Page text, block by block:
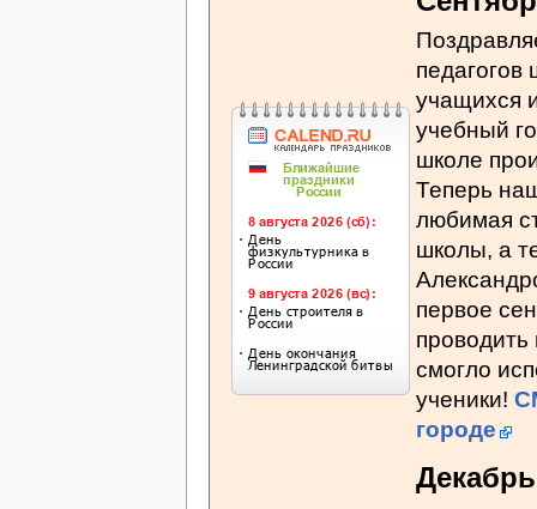
учащихся
учебный
школе
Теперь
любимая
школы, а
первое
смогло
ученики!
городе